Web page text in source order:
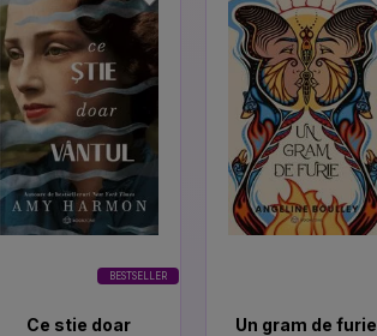
BESTSELLER
Ce stie doar
Un gram de furie